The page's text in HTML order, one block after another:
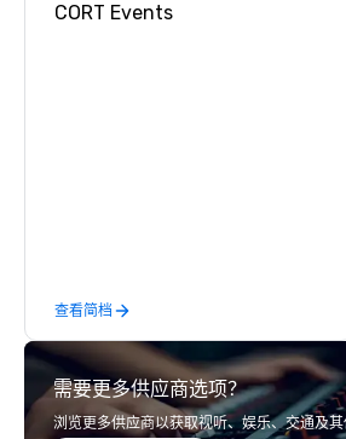
CORT Events
查看简档
需要更多供应商选项？
浏览更多供应商以获取视听、娱乐、交通及其